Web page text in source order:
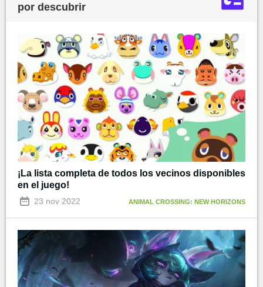
por descubrir
¡La lista completa de todos los vecinos disponibles
en el juego!
23 nov 2022 ANIMAL CROSSING: NEW HORIZONS